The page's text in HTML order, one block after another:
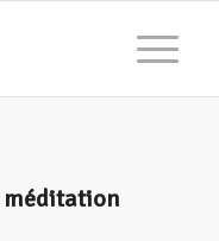
méditation